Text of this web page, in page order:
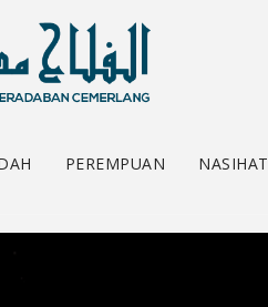
PEREMPUAN NASIHAT